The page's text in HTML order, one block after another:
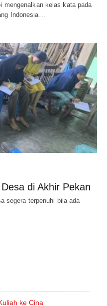
mengenalkan kelas kata pada
Indonesia…
di Akhir Pekan
segera terpenuhi bila ada
ke Cina